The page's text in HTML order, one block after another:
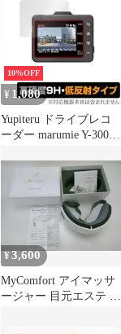
10%OFF
¥ 1,080
Yupiteru ドライブレコ
ーダー marumie Y-3000 /
OverLay 9H Plus for ユ
ピテル マルミエ Y-3000
Z-300 高硬度 低反射
¥3,600
MyComfort アイマッサ
ージャー 目元エステ 温